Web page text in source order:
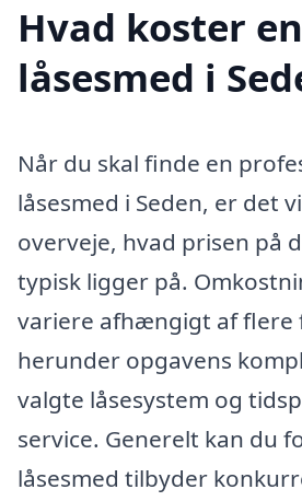
Hvad koster en
låsesmed i
Når du skal finde en
låsesmed i Seden, er det
overveje, hvad prisen på
typisk ligger på.
variere afhængigt af flere
herunder opgavens
valgte låsesystem og
service. Generelt kan du
låsesmed tilbyder